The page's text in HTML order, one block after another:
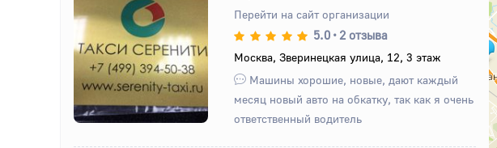
Назад Вперед
Перейти на сайт организации
5.0 • 2 отзыва
Москва, Зверинецкая улица, 12, 3 этаж
Машины хорошие, новые, дают каждый
месяц новый авто на обкатку, так как я очень
ответственный водитель